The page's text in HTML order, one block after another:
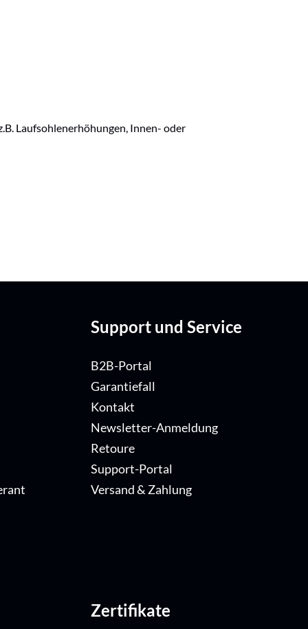
Laufsohlenerhöhungen, Innen- oder
Support und Service
B2B-Portal
Garantiefall
Kontakt
Newsletter-Anmeldung
Retoure
Support-Portal
Versand & Zahlung
Zertifikate